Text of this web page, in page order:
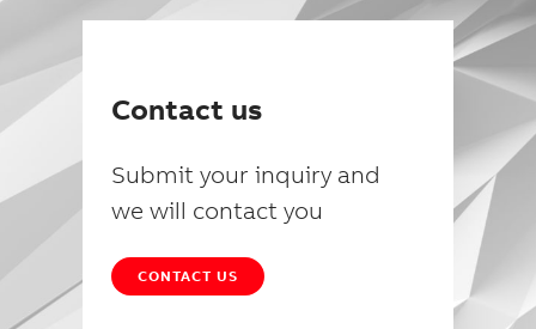
Contact us
Submit your inquiry and
we will contact you
CONTACT US